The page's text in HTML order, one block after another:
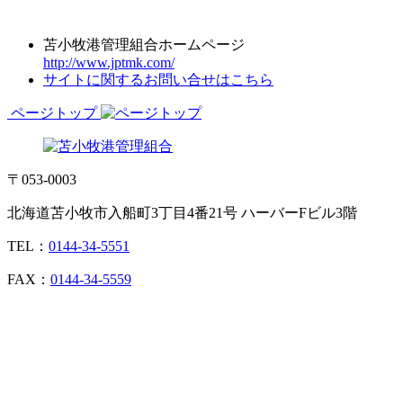
苫小牧港管理組合ホームページ
http://www.jptmk.com/
サイトに関するお問い合せはこちら
ページトップ
〒053-0003
北海道苫小牧市入船町3丁目4番21号 ハーバーFビル3階
TEL： 0144-34-5551
FAX： 0144-34-5559